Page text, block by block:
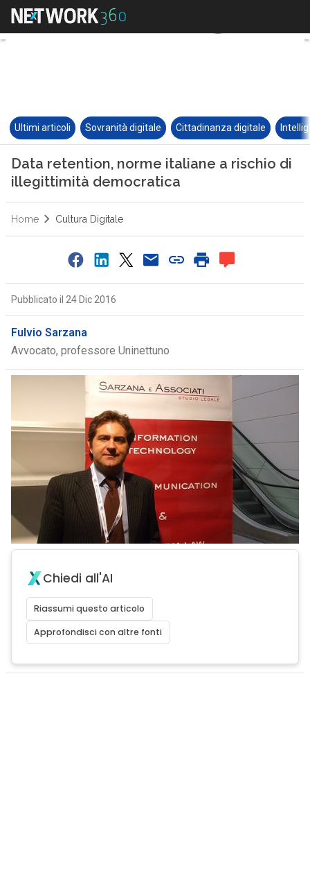
Ultimi articoli Sovranità digitale Cittadinanza digitale
Data retention, norme italiane a rischio di
illegittimità democratica
Home Cultura Digitale
Pubblicato il 24 Dic 2016
Fulvio Sarzana
Avvocato, professore Uninettuno
Chiedi all'AI
Riassumi questo articolo
Approfondisci con altre fonti